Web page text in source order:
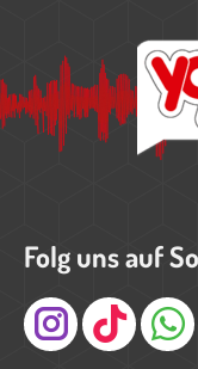
Folg uns auf